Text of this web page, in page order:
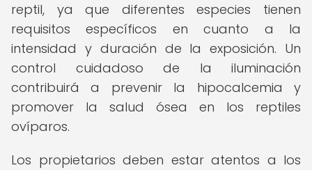
reptil, ya que diferentes especies tienen
requisitos específicos en cuanto a la
intensidad y duración de la exposición. Un
control cuidadoso de la iluminación
contribuirá a prevenir la hipocalcemia y
promover la salud ósea en los reptiles
ovíparos.
Los propietarios deben estar atentos a los